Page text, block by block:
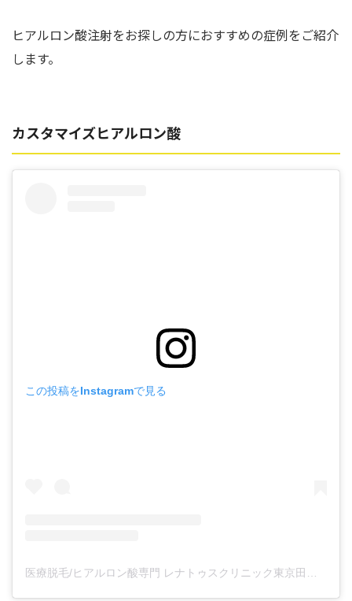
ヒアルロン酸注射をお探しの方におすすめの症例をご紹介
します。
カスタマイズヒアルロン酸
この投稿をInstagramで見る